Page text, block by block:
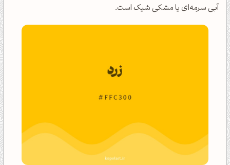
آبی سرمه‌ای یا مشکی شیک است.